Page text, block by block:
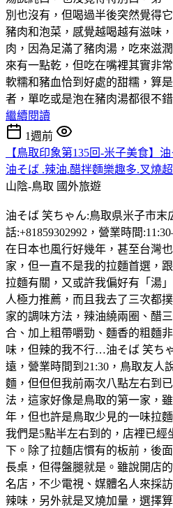
別也沒有，但喝過半後突然覺得
豬肉和泡菜，感覺越喝越有滋味
肉，因為足滿了豬肉湯，吃來滋
來有一點乾，但吃在嘴裡其實非
軟糯和豬血恰到好處的甜糯，算
者，單吃或是泡在豬肉湯都很不錯
繼續閱讀
1週前
【鳥取印象第135回-米子美食】
油そば .辣油.醋拌麵樂趣多.叉燒
山陰-鳥取 國外旅遊
油そば 笑ちゃん:鳥取県米子市末
話:+81859302992，營業時間
在日本也風行好幾年，甚至台灣
家，但一直不是我的拉麵首選，
拉麵有關，又或許我偏好有「湯
人極力推薦，而且我去了三次都
家的調味方法，辣油繞兩圈、醋
合、加上粗帶嚼勁、麵香的粗麵
味，但辣的我不行…油そば 笑ち
遠，營業時間到21:30，鳥取友人
麵，但但但我前兩次八點左右到
法，這家好像是鳥取的第一家，
年，但也許是鳥取少見的一味拉
我們是5點半左右到的，店裡已經
下。除了拉麵店慣有的板前，後
長桌，但得盤腿就是。雖說開店
名店，不少電視、媒體名人來採
辣味，另外就是叉燒加量，選擇